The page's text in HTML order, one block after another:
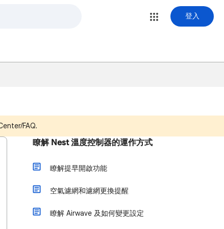
登入
FAQ.
瞭解 Nest 溫度控制器的運作方式
瞭解提早開啟功能
空氣濾網和濾網更換提醒
瞭解 Airwave 及如何變更設定